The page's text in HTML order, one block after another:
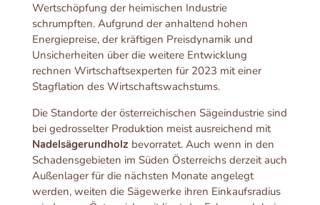
Wertschöpfung der heimischen Industrie
schrumpften. Aufgrund der anhaltend hohen
Energiepreise, der kräftigen Preisdynamik und
Unsicherheiten über die weitere Entwicklung
rechnen Wirtschaftsexperten für 2023 mit einer
Stagflation des Wirtschaftswachstums.
Die Standorte der österreichischen Sägeindustrie sind
bei gedrosselter Produktion meist ausreichend mit
Nadelsägerundholzbevorratet. Auch wenn in den
Schadensgebieten im Süden Österreichs derzeit auch
Außenlager für die nächsten Monate angelegt
werden, weiten die Sägewerke ihren Einkaufsradius